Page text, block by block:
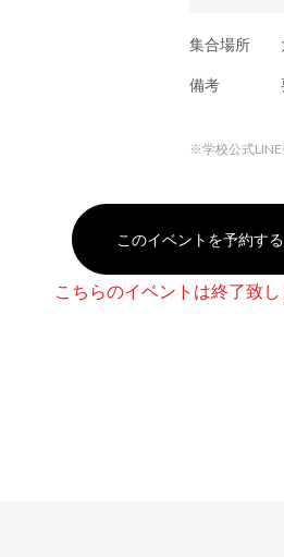
集合場所
備考
※学校公式
このイベントを予約する
こちらのイベントは終了致し